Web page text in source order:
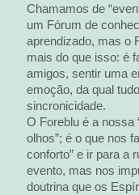
Chamamos de
um Fórum de
aprendizado, mas o
mais do que isso: é
amigos, sentir uma
emoção, da qual
sincronicidade.
O Foreblu é a nossa
olhos”; é o que nos
conforto” e ir para a
evento, mas nos
doutrina que os